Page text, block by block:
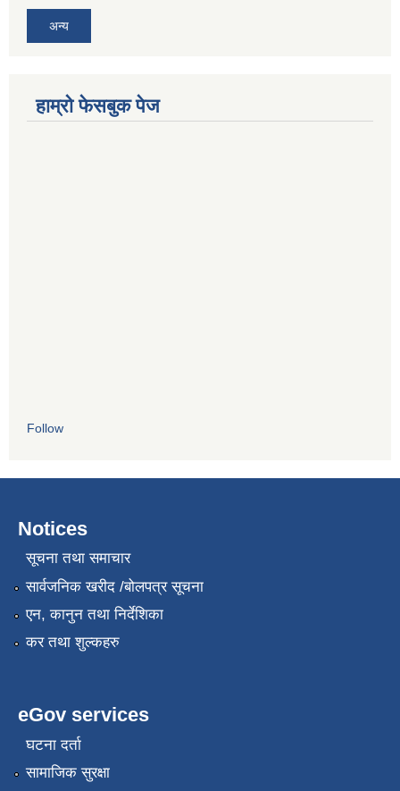
अन्य
हाम्रो फेसबुक पेज
Follow
Notices
सूचना तथा समाचार
सार्वजनिक खरीद /बोलपत्र सूचना
एन, कानुन तथा निर्देशिका
कर तथा शुल्कहरु
eGov services
घटना दर्ता
सामाजिक सुरक्षा